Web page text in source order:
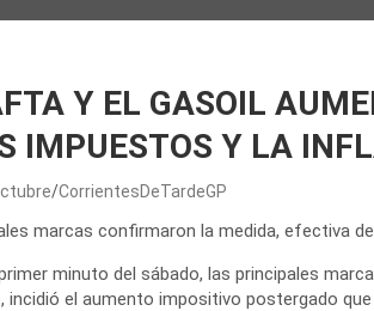
Y EL GASOIL
IMPUESTOS Y LA
CorrientesDeTardeGP
marcas confirmaron la medida, efectiva
minuto del sábado, las principales
incidió el aumento impositivo postergado